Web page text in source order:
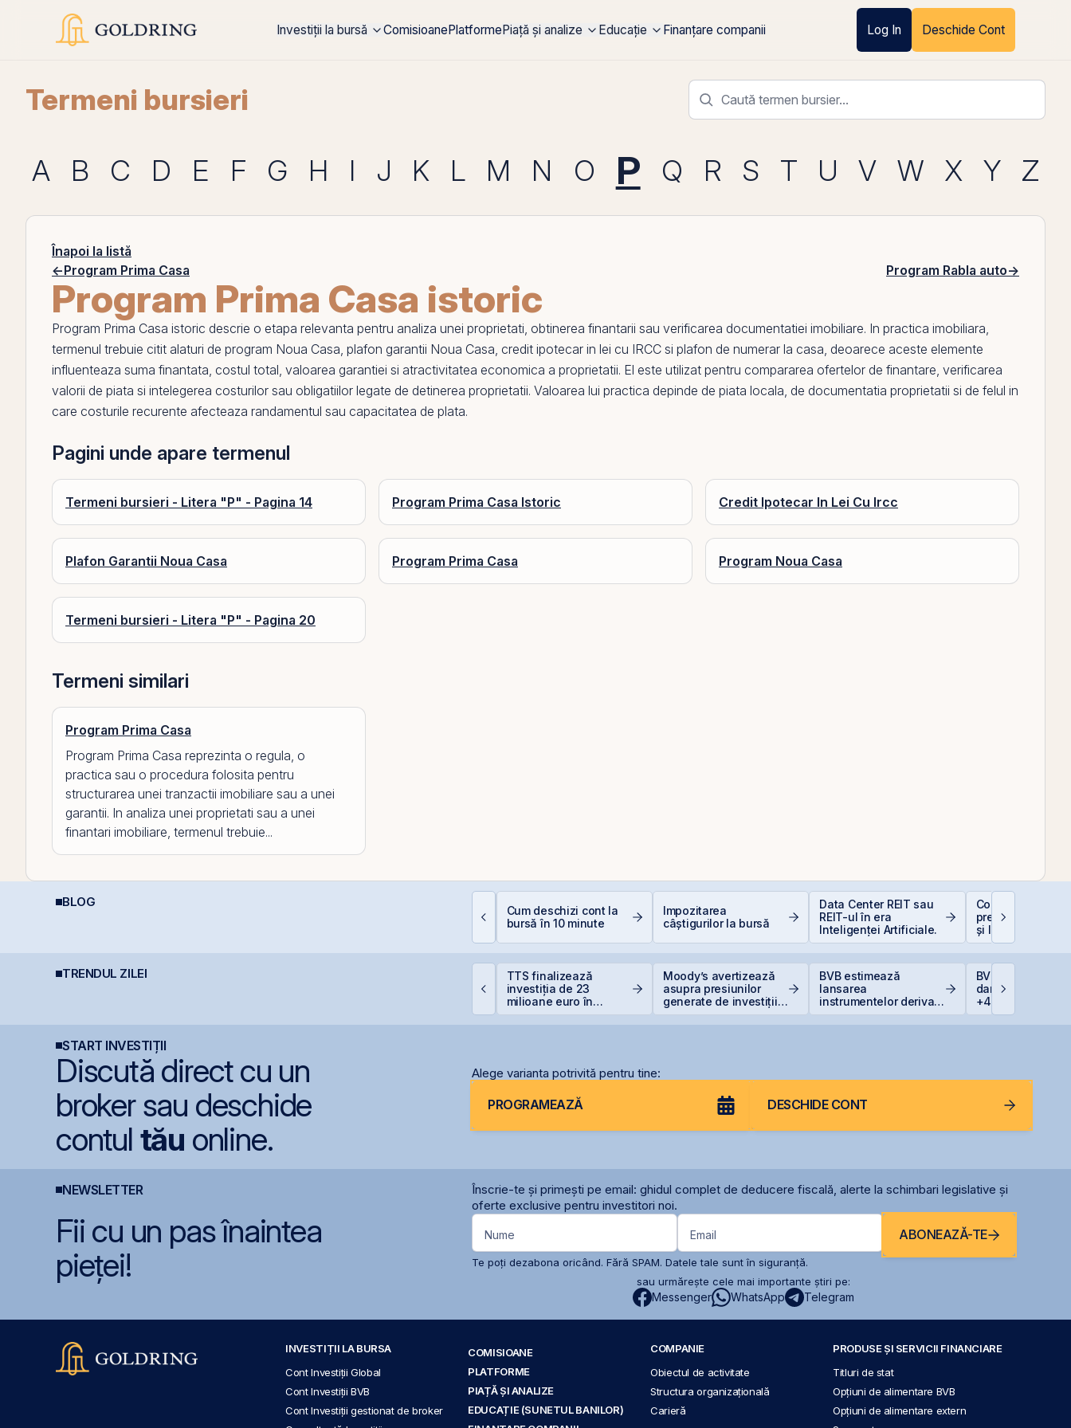
Investiții la bursă ComisioanePlatformePiață și analize Educație Finanțare companii Log In Deschide Cont
Termeni bursieri
A B C D E F G H I J K L M N O P Q R S T U V W X Y Z
Înapoi la listă
←Program Prima Casa Program Rabla auto→
Program Prima Casa istoric
Program Prima Casa istoric descrie o etapa relevanta pentru analiza unei proprietati, obtinerea finantarii sau verificarea documentatiei imobiliare. In practica imobiliara,
termenul trebuie citit alaturi de program Noua Casa, plafon garantii Noua Casa, credit ipotecar in lei cu IRCC si plafon de numerar la casa, deoarece aceste elemente
influenteaza suma finantata, costul total, valoarea garantiei si atractivitatea economica a proprietatii. El este utilizat pentru compararea ofertelor de finantare, verificarea
valorii de piata si intelegerea costurilor sau obligatiilor legate de detinerea proprietatii. Valoarea lui practica depinde de piata locala, de documentatia proprietatii si de felul in
care costurile recurente afecteaza randamentul sau capacitatea de plata.
Pagini unde apare termenul
Termeni bursieri - Litera "P" - Pagina 14 Program Prima Casa Istoric Credit Ipotecar In Lei Cu Ircc
Plafon Garantii Noua Casa Program Prima Casa Program Noua Casa
Termeni bursieri - Litera "P" - Pagina 20
Termeni similari
Program Prima Casa
Program Prima Casa reprezinta o regula, o
practica sau o procedura folosita pentru
structurarea unei tranzactii imobiliare sau a unei
garantii. In analiza unei proprietati sau a unei
finantari imobiliare, termenul trebuie...
BLOG
Ce sunt dividendele și
Cum deschizi cont la
bursă în 10 minute
Impozitarea
câștigurilor la bursă
Data Center REIT sau
REIT-ul în era
Inteligenței Artificiale.
Contakt
pregătirea pentru
și listarea pe
AeRO a BVB
TRENDUL ZILEI
BET atinge un nou
TTS finalizează
investiția de 23
milioane euro în
Moody’s avertizează
asupra presiunilor
generate de investițiile
BVB estimează
lansarea
instrumentelor derivate
BVB corectează
dar BET rămâne
+47,6% de la
anului
START INVESTIȚII
Discută direct cu un
broker sau deschide
contul tău online.
Alege varianta potrivită pentru tine:
PROGRAMEAZĂ DESCHIDE CONT
NEWSLETTER
Înscrie-te și primești pe email: ghidul complet de deducere fiscală, alerte la schimbari legislative și
oferte exclusive pentru investitori noi.
Fii cu un pas înaintea
pieței!
Nume Email ABONEAZĂ-TE
Te poți dezabona oricând. Fără SPAM. Datele tale sunt în siguranță.
sau urmărește cele mai importante știri pe:
Messenger WhatsApp Telegram
INVESTIȚII LA BURSA
Cont Investiții Global
Cont Investiții BVB
Cont Investiții gestionat de broker
COMISIOANE
PLATFORME
PIAȚĂ ȘI ANALIZE
EDUCAȚIE (SUNETUL BANILOR)
COMPANIE
Obiectul de activitate
Structura organizațională
Carieră
PRODUSE ȘI SERVICII FINANCIARE
Titluri de stat
Opțiuni de alimentare BVB
Opțiuni de alimentare extern